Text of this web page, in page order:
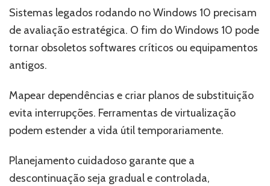
Sistemas legados rodando no Windows 10 precisam
de avaliação estratégica. O fim do Windows 10 pode
tornar obsoletos softwares críticos ou equipamentos
antigos.
Mapear dependências e criar planos de substituição
evita interrupções. Ferramentas de virtualização
podem estender a vida útil temporariamente.
Planejamento cuidadoso garante que a
descontinuação seja gradual e controlada,